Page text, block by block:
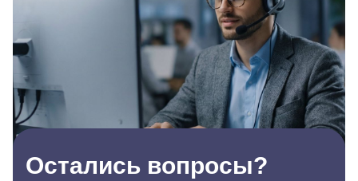
Остались вопросы?